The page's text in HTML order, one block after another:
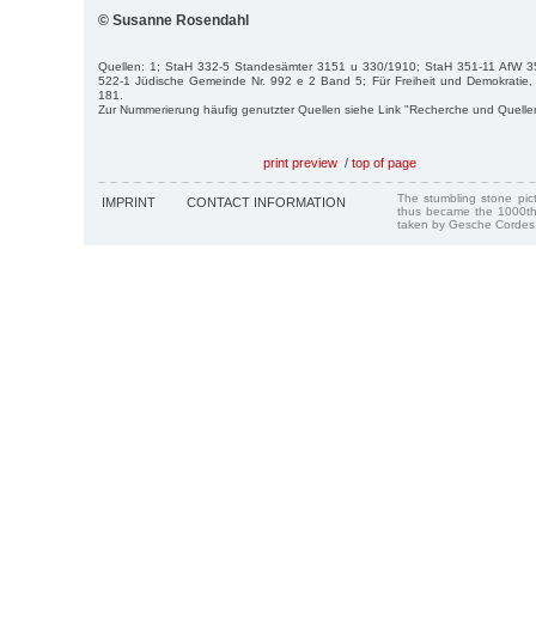
© Susanne Rosendahl
Quellen: 1; StaH 332-5 Standesämter 3151 u 330/1910; StaH 351-11 AfW
522-1 Jüdische Gemeinde Nr. 992 e 2 Band 5; Für Freiheit und
181.
Zur Nummerierung häufig genutzter Quellen siehe Link "Recherche und
print preview / top of page
IMPRINT CONTACT INFORMATION
The stumbling stone
thus became the
taken by Gesche